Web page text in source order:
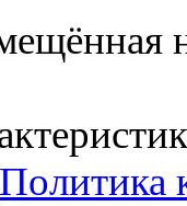
Политика